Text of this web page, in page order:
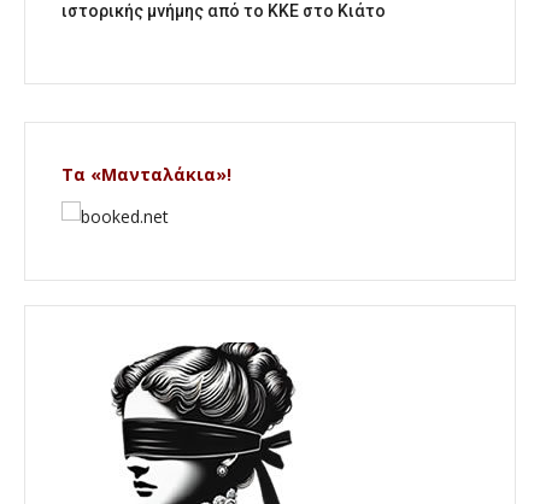
ιστορικής μνήμης από το ΚΚΕ στο Κιάτο
Τα «Μανταλάκια»!